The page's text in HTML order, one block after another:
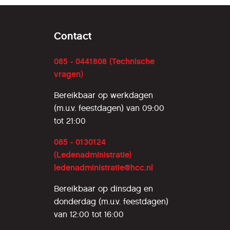
Contact
085 - 0441808 (Technische
vragen)
Bereikbaar op werkdagen
(m.u.v. feestdagen) van 09:00
tot 21:00
085 - 0130124
(Ledenadministratie)
ledenadministratie@hcc.nl
Bereikbaar op dinsdag en
donderdag (m.u.v. feestdagen)
van 12:00 tot 16:00